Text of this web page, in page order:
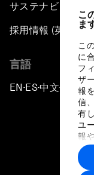
こ
ま
こ
に
フ
ザ
報
信
有
ユ
報
に
ト
す。
サステナビリティ
採用情報 (英語のみ)
言語
EN ▪ ES▪中文▪ 日本語
プラ